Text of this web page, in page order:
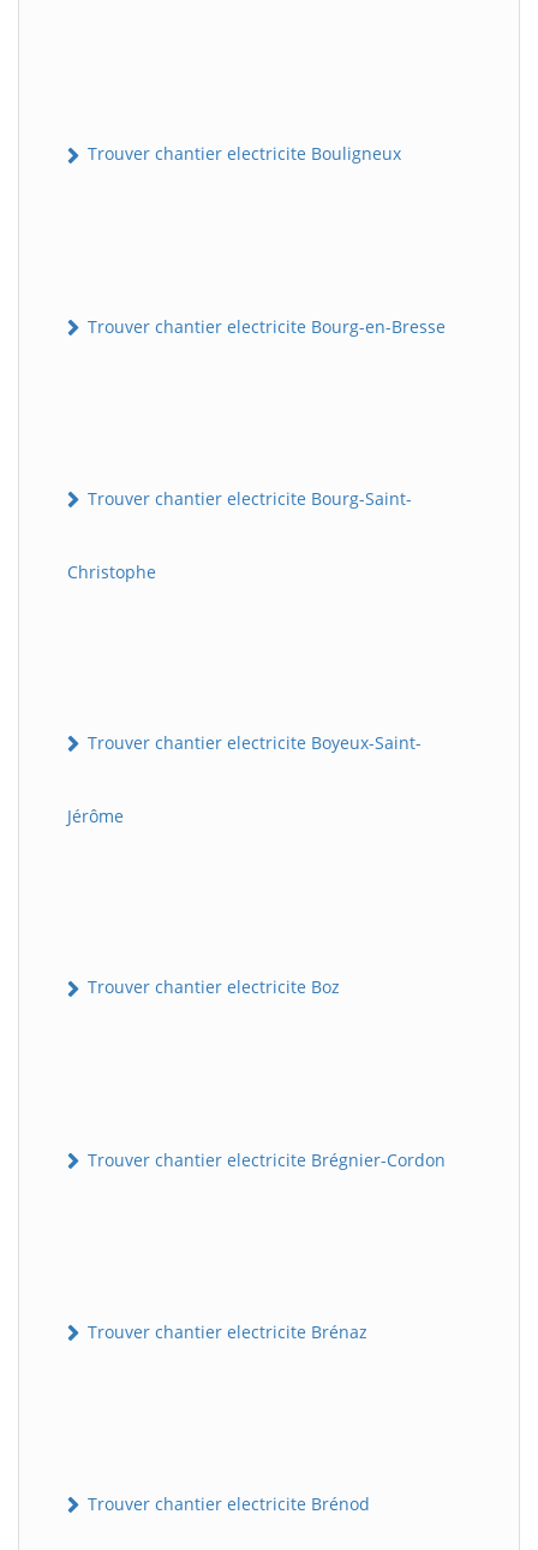
Trouver chantier electricite Bouligneux
Trouver chantier electricite Bourg-en-Bresse
Trouver chantier electricite Bourg-Saint-
Christophe
Trouver chantier electricite Boyeux-Saint-
Jérôme
Trouver chantier electricite Boz
Trouver chantier electricite Brégnier-Cordon
Trouver chantier electricite Brénaz
Trouver chantier electricite Brénod